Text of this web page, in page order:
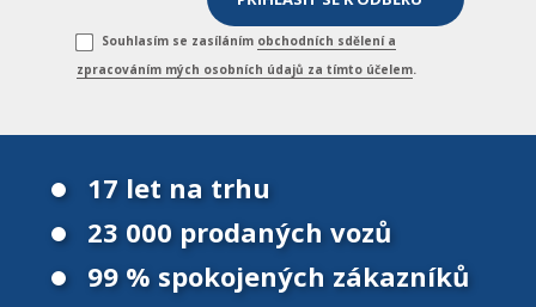
Souhlasím se zasíláním obchodních sdělení a
zpracováním mých osobních údajů za tímto účelem.
17 let na trhu
23 000 prodaných vozů
99 % spokojených zákazníků